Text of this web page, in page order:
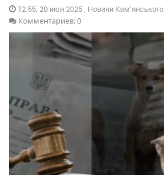
12:55, 20 июн 2025 , Новини Кам'янського
Комментариев: 0